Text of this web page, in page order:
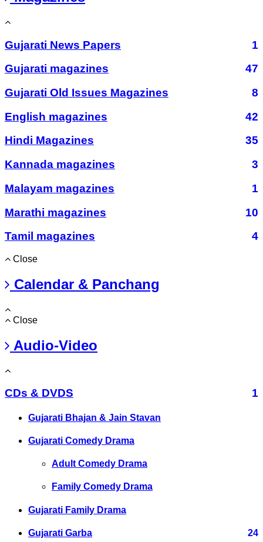
Gujarati News Papers
1
Gujarati magazines
47
Gujarati Old Issues Magazines
8
English magazines
42
Hindi Magazines
35
Kannada magazines
3
Malayam magazines
1
Marathi magazines
10
Tamil magazines
4
Close
Calendar & Panchang
Close
Audio-Video
CDs & DVDS 1
Gujarati Bhajan & Jain Stavan
Gujarati Comedy Drama
Adult Comedy Drama
Family Comedy Drama
Gujarati Family Drama
Gujarati Garba 24